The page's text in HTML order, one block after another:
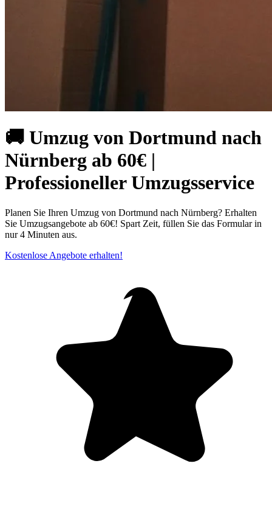
🚚 Umzug von Dortmund nach
Nürnberg ab 60€ |
Professioneller Umzugsservice
Planen Sie Ihren Umzug von Dortmund nach Nürnberg? Erhalten
Sie Umzugsangebote ab 60€! Spart Zeit, füllen Sie das Formular in
nur 4 Minuten aus.
Kostenlose Angebote erhalten!